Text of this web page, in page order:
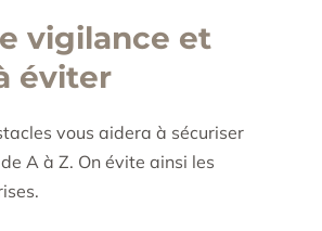
vigilance et
éviter
vous aidera à sécuriser
A à Z. On évite ainsi les